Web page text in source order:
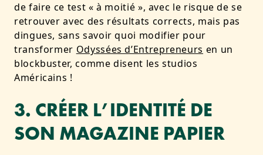
de faire ce test « à moitié », avec le risque de se
retrouver avec des résultats corrects, mais pas
dingues, sans savoir quoi modifier pour
transformer Odyssées d’Entrepreneurs en un
blockbuster, comme disent les studios
Américains !
3. CRÉER L’IDENTITÉ DE
SON MAGAZINE PAPIER